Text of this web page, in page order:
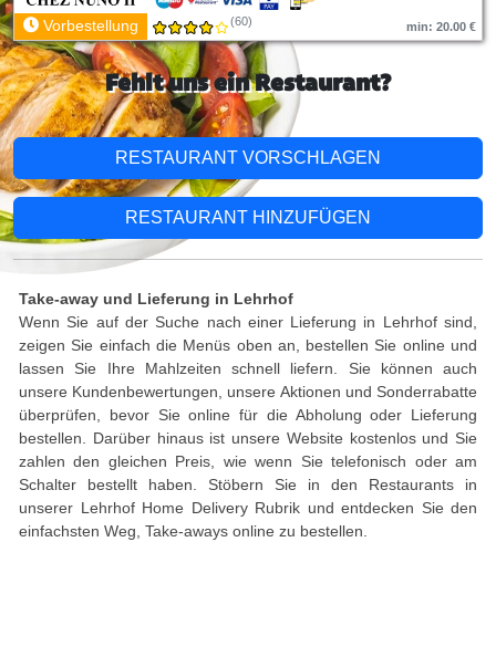
Vorbestellung (60) min: 20.00 €
Fehlt uns ein Restaurant?
RESTAURANT VORSCHLAGEN
RESTAURANT HINZUFÜGEN
Take-away und Lieferung in Lehrhof
Wenn Sie auf der Suche nach einer Lieferung in Lehrhof sind,
zeigen Sie einfach die Menüs oben an, bestellen Sie online und
lassen Sie Ihre Mahlzeiten schnell liefern. Sie können auch
unsere Kundenbewertungen, unsere Aktionen und Sonderrabatte
überprüfen, bevor Sie online für die Abholung oder Lieferung
bestellen. Darüber hinaus ist unsere Website kostenlos und Sie
zahlen den gleichen Preis, wie wenn Sie telefonisch oder am
Schalter bestellt haben. Stöbern Sie in den Restaurants in
unserer Lehrhof Home Delivery Rubrik und entdecken Sie den
einfachsten Weg, Take-aways online zu bestellen.